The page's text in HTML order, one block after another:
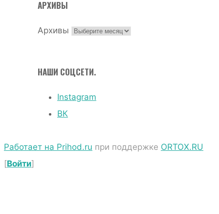
АРХИВЫ
Архивы
НАШИ СОЦСЕТИ.
Instagram
ВК
Работает на Prihod.ru при поддержке ORTOX.RU
[Войти]